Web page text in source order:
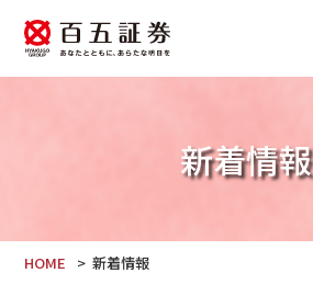
新着情報
HOME 新着情報